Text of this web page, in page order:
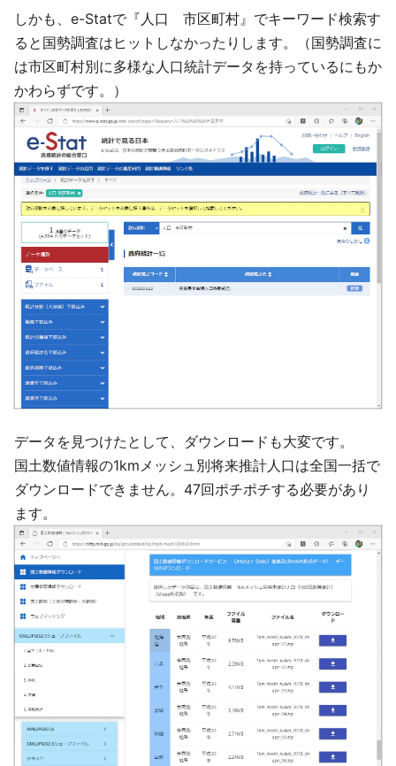
しかも、e-Statで『人口 市区町村』でキーワード検索す
ると国勢調査はヒットしなかったりします。（国勢調査に
は市区町村別に多様な人口統計データを持っているにもか
かわらずです。）
データを見つけたとして、ダウンロードも大変です。
国土数値情報の1kmメッシュ別将来推計人口は全国一括で
ダウンロードできません。47回ポチポチする必要があり
ます。